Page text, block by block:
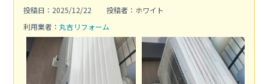
投稿日：2025/12/22
投稿者：ホワイト
利用業者： 丸吉リフォーム